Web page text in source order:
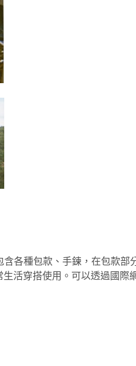
各種包款、手鍊，在包款部
活穿搭使用。可以透過國際